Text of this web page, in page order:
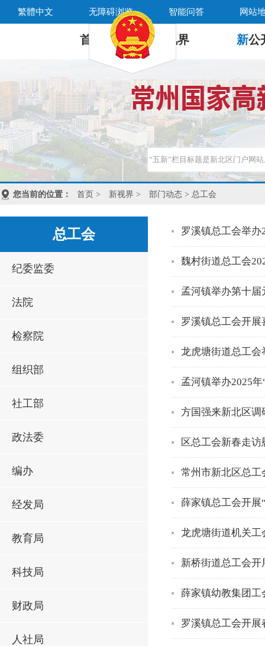
繁體中文 无障碍浏览 智能问答 网站
首 页 新 视界 新公
您当前的位置： 首页 > 新视界 > 部门动态 > 总工会
总工会
纪委监委
法院
检察院
组织部
社工部
政法委
编办
经发局
教育局
科技局
财政局
人社局
罗溪镇总工会举办
魏村街道总工会
孟河镇举办第十届
罗溪镇总工会开
龙虎塘街道总工会
孟河镇举办2025
方国强来新北区调
区总工会新春走访
常州市新北区总
薛家镇总工会开展
龙虎塘街道机关工
新桥街道总工会
薛家镇幼教集团
罗溪镇总工会开